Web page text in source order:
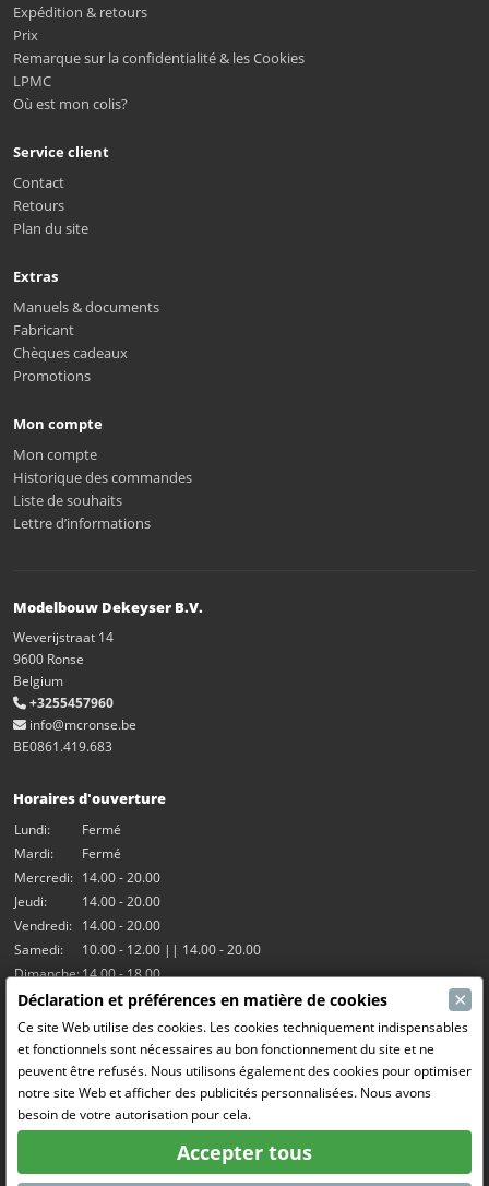
Expédition & retours
Prix
Remarque sur la confidentialité & les Cookies
LPMC
Où est mon colis?
Service client
Contact
Retours
Plan du site
Extras
Manuels & documents
Fabricant
Chèques cadeaux
Promotions
Mon compte
Mon compte
Historique des commandes
Liste de souhaits
Lettre d’informations
Modelbouw Dekeyser B.V.
Weverijstraat 14
9600 Ronse
Belgium
+3255457960
info@mcronse.be
BE0861.419.683
Horaires d'ouverture
Lundi:
Fermé
Mardi:
Fermé
Mercredi: 14.00 - 20.00
Jeudi:
14.00 - 20.00
Vendredi: 14.00 - 20.00
Samedi:
10.00 - 12.00 || 14.00 - 20.00
Dimanche:14.00 - 18.00
Nos activités
Salle Hangar7
Le RC Drift
RC Bangers (Demolition Derby)
Fun and Friends
Médias sociaux
Déclaration et préférences en matière de cookies ×
Ce site Web utilise des cookies. Les cookies techniquement indispensables
et fonctionnels sont nécessaires au bon fonctionnement du site et ne
peuvent être refusés. Nous utilisons également des cookies pour optimiser
notre site Web et afficher des publicités personnalisées. Nous avons
besoin de votre autorisation pour cela.
Accepter tous